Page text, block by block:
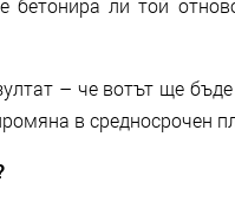
бетонира ли той
– че вотът ще
в средносрочен